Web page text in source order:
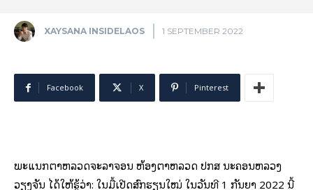
XAYSANA INSIDELAOS 1 SEPTEMBER 2022
Facebook X Pinterest
ພະແນກຕໍາຫລວດຈະລາຈອນ ຫ້ອງຕໍາຫລວດ ປກສ ນະຄອນຫລວງ
ວຽງຈັນ ໄດ້ໃຫ້ຮູ້ວ່າ: ໃນມື້ເປີດສົກຮຽນໃໝ່ ໃນວັນທີ 1 ກັນຍາ 2022 ນີ້